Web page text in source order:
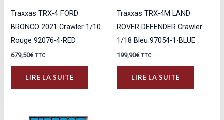
Traxxas TRX-4 FORD
BRONCO 2021 Crawler 1/10
Rouge 92076-4-RED
679,50€ TTC
LIRE LA SUITE
Traxxas TRX-4M LAND
ROVER DEFENDER Crawler
1/18 Bleu 97054-1-BLUE
199,90€ TTC
LIRE LA SUITE